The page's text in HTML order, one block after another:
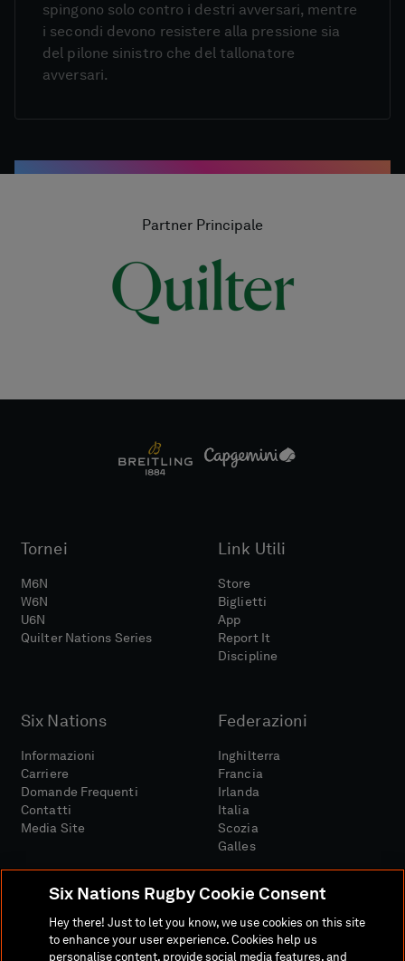
spingono solo contro i destri avversari, mentre
i secondi devono resistere alla pressione sia
del pilone sinistro che del tallonatore
avversari.
Partner Principale
Tornei
M6N
W6N
U6N
Quilter Nations Series
Link Utili
Store
Biglietti
App
Report It
Discipline
Six Nations
Informazioni
Carriere
Domande Frequenti
Contatti
Media Site
Federazioni
Inghilterra
Francia
Irlanda
Italia
Scozia
Galles
Six Nations Rugby Cookie Consent
Hey there! Just to let you know, we use cookies on this site
to enhance your user experience. Cookies help us
personalise content, provide social media features, and